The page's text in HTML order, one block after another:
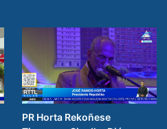
PR Horta Rekoñese